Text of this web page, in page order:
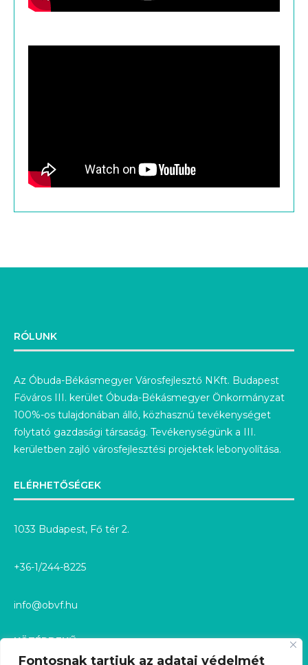
Fontosnak tartjuk az adatai védelmét
RÓLUNK
Az Óbuda-Békásmegyer Városfejlesztő NKft. Budapest
Főváros III. kerület Óbuda-Békásmegyer Önkormányzat
100%-os tulajdonában álló, közhasznú tevékenységet
folytató gazdasági társaság. Tevékenységünk a III.
kerületben zajló városfejlesztési projektek lebonyolítása.
ELÉRHETŐSÉGEK
1033 Budapest, Fő tér 2.
+36-1/244-8225
info@obvf.hu
KÖZÉRDEKŰ